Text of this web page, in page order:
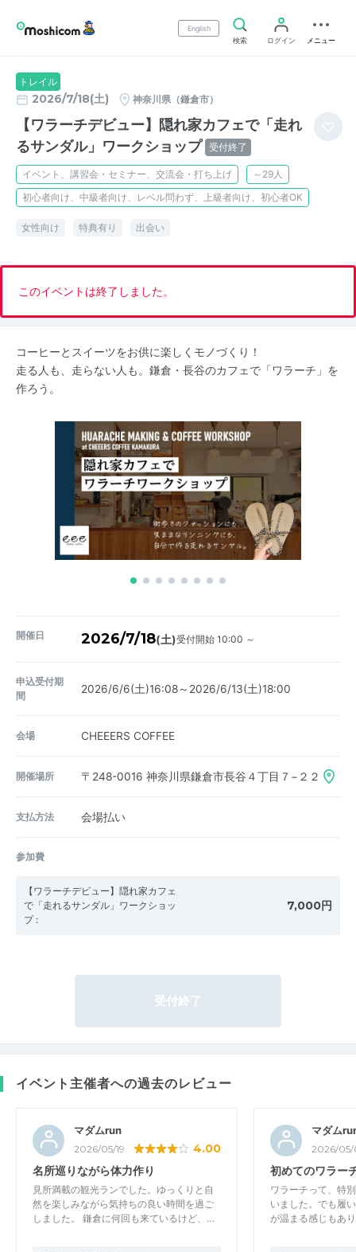
English
検索
ログイン メニュー
トレイル
2026/7/18(土) 神奈川県（鎌倉市）
【ワラーチデビュー】隠れ家カフェで「走れ
るサンダル」ワークショップ 受付終了
イベント、講習会・セミナー、交流会・打ち上げ
～29人
初心者向け、中級者向け、レベル問わず、上級者向け、初心者OK
女性向け 特典有り 出会い
このイベントは終了しました。
コーヒーとスイーツをお供に楽しくモノづくり！
走る人も、走らない人も。鎌倉・長谷のカフェで「ワラーチ」を
作ろう。
開催日 2026/7/18(土)受付開始 10:00 ～
申込受付期
間
2026/6/6(土)16:08～2026/6/13(土)18:00
会場 CHEEERS COFFEE
開催場所 〒248-0016 神奈川県鎌倉市長谷４丁目７−２２
支払方法 会場払い
参加費
【ワラーチデビュー】隠れ家カフェ
で「走れるサンダル」ワークショッ
プ :
7,000円
受付終了
イベント主催者への過去のレビュー
マダムrun
2026/05/19 4.00
名所巡りながら体力作り
見所満載の観光ランでした。ゆっくりと自
然を楽しみながら気持ちの良い時間を過ご
しました。 鎌倉に何回も来ているけど、…
マダム
2026/
初めてのワラー
ワラーチって、特
いました。でも履
が温まる感じもあ